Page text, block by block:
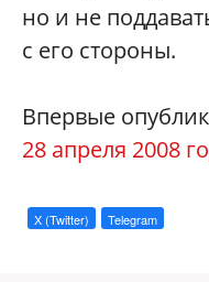
но и не
с его стороны.
Впервые
28 апреля 2008
X (Twitter) Telegram